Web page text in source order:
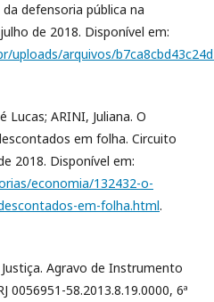
defensoria pública na
de 2018. Disponível em:
uploads/arquivos/
Lucas; ARINI, Juliana. O
em folha. Circuito
2018. Disponível em:
economia/132432-o-
em-folha.html.
Justiça. Agravo de Instrumento
0056951-58.2013.8.19.0000, 6ª